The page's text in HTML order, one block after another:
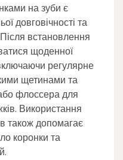
на зуби є
довговічності та
встановлення
щоденної
регулярне
щетинами та
флоссера для
Використання
також допомагає
коронки та